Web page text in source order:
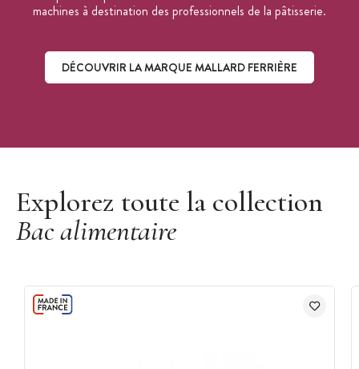
machines à destination des professionnels de la pâtisserie.
DÉCOUVRIR LA MARQUE MALLARD FERRIÈRE
Explorez toute la collection
Bac alimentaire